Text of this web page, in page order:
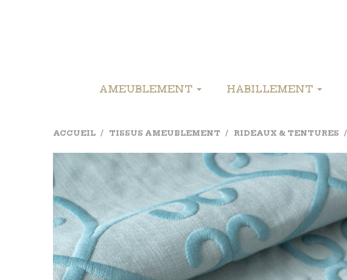
AMEUBLEMENT HABILLEMENT
ACCUEIL TISSUS AMEUBLEMENT RIDEAUX & TENTURES